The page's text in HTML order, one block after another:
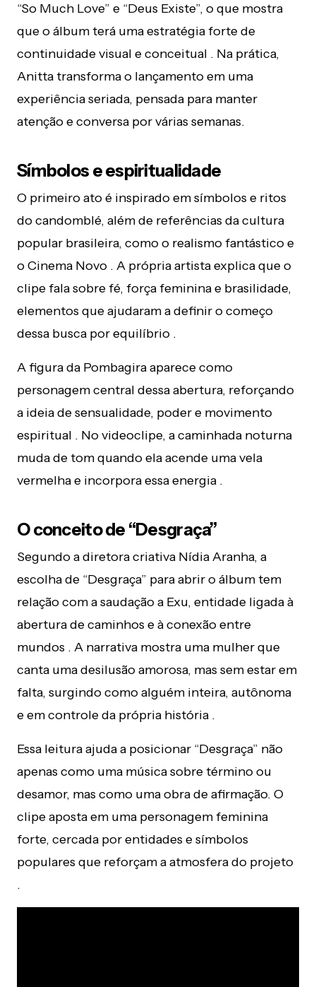
“So Much Love” e “Deus Existe”, o que mostra
que o álbum terá uma estratégia forte de
continuidade visual e conceitual . Na prática,
Anitta transforma o lançamento em uma
experiência seriada, pensada para manter
atenção e conversa por várias semanas.
Símbolos e espiritualidade
O primeiro ato é inspirado em símbolos e ritos
do candomblé, além de referências da cultura
popular brasileira, como o realismo fantástico e
o Cinema Novo . A própria artista explica que o
clipe fala sobre fé, força feminina e brasilidade,
elementos que ajudaram a definir o começo
dessa busca por equilíbrio .
A figura da Pombagira aparece como
personagem central dessa abertura, reforçando
a ideia de sensualidade, poder e movimento
espiritual . No videoclipe, a caminhada noturna
muda de tom quando ela acende uma vela
vermelha e incorpora essa energia .
O conceito de “Desgraça”
Segundo a diretora criativa Nídia Aranha, a
escolha de “Desgraça” para abrir o álbum tem
relação com a saudação a Exu, entidade ligada à
abertura de caminhos e à conexão entre
mundos . A narrativa mostra uma mulher que
canta uma desilusão amorosa, mas sem estar em
falta, surgindo como alguém inteira, autônoma
e em controle da própria história .
Essa leitura ajuda a posicionar “Desgraça” não
apenas como uma música sobre término ou
desamor, mas como uma obra de afirmação. O
clipe aposta em uma personagem feminina
forte, cercada por entidades e símbolos
populares que reforçam a atmosfera do projeto
.